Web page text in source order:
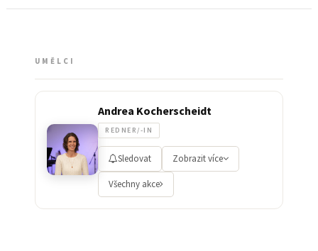
UMĚLCI
Andrea Kocherscheidt
REDNER/-IN
Sledovat Zobrazit více
Všechny akce